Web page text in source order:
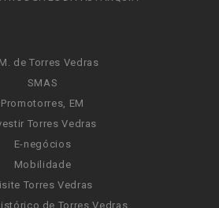
de Torres Vedras
SMAS
Promotorres, EM
Torres Vedras
E-negócios
Mobilidade
Torres Vedras
de Torres Vedras